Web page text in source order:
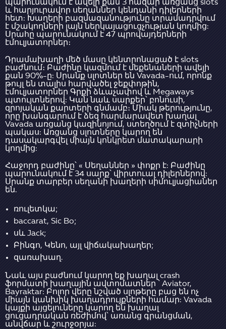
պարունակում է ավելի քան 3 հազար առցանց slots
և հարյուրավոր սեղաններ կենդանի դիլերների
հետ: Խաղերի բազմազանությունը տրամադրվում
է մշակողների լայն ներկայացուցչության կողմից:
Սրահը պարունակում է 47 պրովայդերների
էմուլյատորներ։
Դրամախաղի մեծ մասը կենտրոնացած է slots
բաժնում։ Բաժինը կազմում է մեքենաների ավելի
քան 90%-ը: Սրանք սլոտներ են Vavada-ում, որոնք
թույլ են տալիս հարվածել ջեքփոթին,
էմուլյատորներ Գրքի ձևաչափով և Megaways
պտույտներով: Կան նաև սարքեր՝ բոնուսի,
զրոյական քարտերի գնմամբ։ Միակ թերությունը,
որը խանգարում է ձեզ հարմարավետ խաղալ
Vavada առցանց կազինոյում, ստեղծում է զտիչների
պակաս: Առցանց սլոտները կարող են
դասակարգվել միայն կոնկրետ մատակարարի
կողմից:
Հաջորդ բաժինը՝ « Սեղաններ » փոքր է: Բաժինը
պարունակում է 34 սարք՝ վիրտուալ դիլերներով:
Սրանք տարբեր սեղանի խաղերի սիմուլյացիաներ
են.
ռուլետկա;
baccarat, Sic Bo;
սև Jack;
Բինգո, Կենո, այլ վիճակախաղեր;
զառախաղ.
Նաև այս բաժնում կարող եք խաղալ crash
ֆորմատի խաղային ավտոմատներ ՝ Aviator,
Bayraktar: Բոլոր վերը նշված սլոթերը բաց են ոչ
միայն կանխիկ խաղադրույքների համար: Vavada
կայքի այցելուները կարող են խաղալ
ցուցադրական ռեժիմով՝ առանց գրանցման,
անվճար և շուրջօրյա: